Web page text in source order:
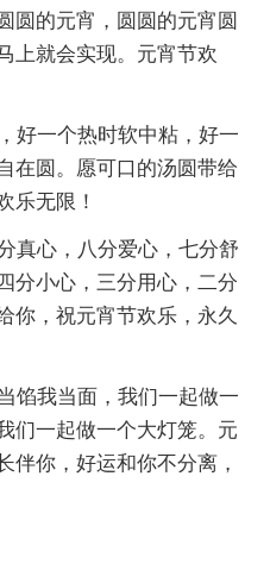
圆的元宵，圆圆的元宵圆
上就会实现。元宵节欢
好一个热时软中粘，好一
在圆。愿可口的汤圆带给
乐无限！
真心，八分爱心，七分舒
分小心，三分用心，二分
你，祝元宵节欢乐，永久
馅我当面，我们一起做一
们一起做一个大灯笼。元
伴你，好运和你不分离，